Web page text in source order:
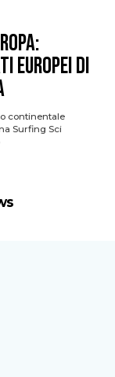
EUROPEI DI
continentale
Surfing Sci